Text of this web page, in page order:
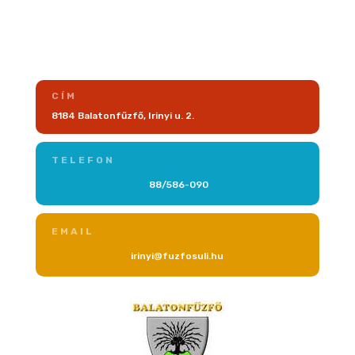
CÍM
8184 Balatonfűzfő, Irinyi u. 2.
TELEFON
88/586-090
EMAIL
irinyi@fuzfosuli.hu